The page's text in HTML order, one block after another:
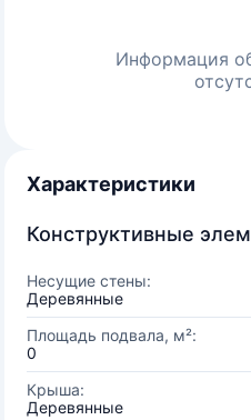
Информация
Характеристики
Конструктивные
Несущие стены:
Деревянные
Площадь подвала, м²:
0
Крыша:
Деревянные